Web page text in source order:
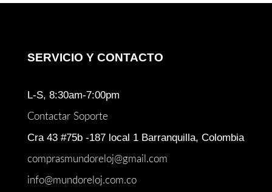
SERVICIO Y CONTACTO
L-S, 8:30am-7:00pm
Contactar Soporte
Cra 43 #75b -187 local 1 Barranquilla, Colombia
comprasmundoreloj@gmail.com
info@mundoreloj.com.co